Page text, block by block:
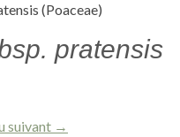
(Poaceae)
pratensis
suivant →